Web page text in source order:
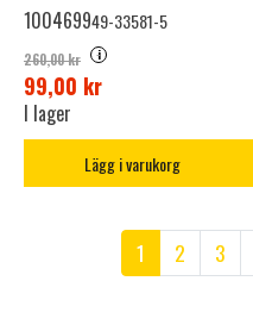
100469949-33581-5
260,00 kr i
99,00 kr
I lager
Lägg i varukorg
1 2 3